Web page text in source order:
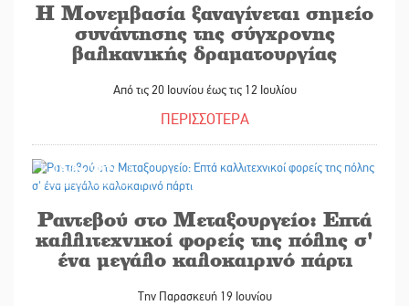
Η Μονεμβασία ξαναγίνεται σημείο
συνάντησης της σύγχρονης
βαλκανικής δραματουργίας
Από τις 20 Ιουνίου έως τις 12 Ιουλίου
ΠΕΡΙΣΣΟΤΕΡΑ
18/06/2026
Ραντεβού στο Μεταξουργείο: Επτά
καλλιτεχνικοί φορείς της πόλης σ'
ένα μεγάλο καλοκαιρινό πάρτι
Την Παρασκευή 19 Ιουνίου